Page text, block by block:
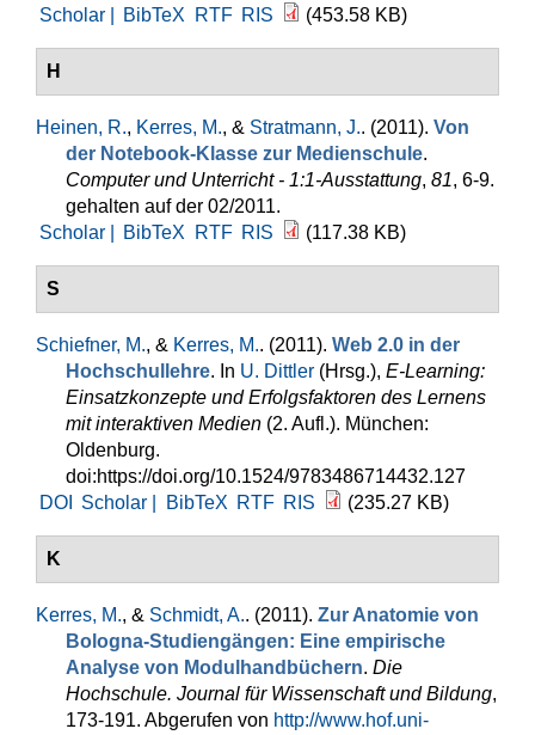
Scholar |
BibTeX RTF RIS (453.58 KB)
H
Heinen, R., Kerres, M., & Stratmann, J.. (2011). Von
der Notebook-Klasse zur Medienschule.
Computer und Unterricht - 1:1-Ausstattung, 81, 6-9.
gehalten auf der 02/2011.
Scholar |
BibTeX RTF RIS (117.38 KB)
S
Schiefner, M., & Kerres, M.. (2011). Web 2.0 in der
Hochschullehre. In U. Dittler (Hrsg.), E-Learning:
Einsatzkonzepte und Erfolgsfaktoren des Lernens
mit interaktiven Medien (2. Aufl.). München:
Oldenburg.
doi:https://doi.org/10.1524/9783486714432.127
DOI
Scholar | BibTeX RTF RIS (235.27 KB)
K
Kerres, M., & Schmidt, A.. (2011). Zur Anatomie von
Bologna-Studiengängen: Eine empirische
Analyse von Modulhandbüchern. Die
Hochschule. Journal für Wissenschaft und Bildung,
173-191. Abgerufen von http://www.hof.uni-